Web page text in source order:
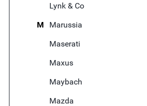
Lynk & Co
M
Marussia
Maserati
Maxus
Maybach
Mazda